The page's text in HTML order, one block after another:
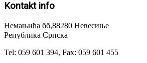
Kontaktinfo
Немањића бб,88280 Невесиње
Република Српска
Tel: 059 601 394, Fax: 059 601 455